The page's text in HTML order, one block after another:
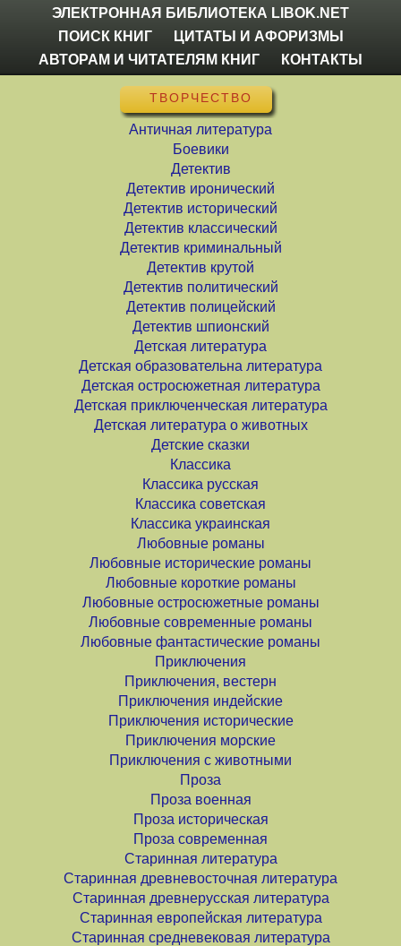
ЭЛЕКТРОННАЯ БИБЛИОТЕКА LIBOK.NET
ПОИСК КНИГ
ЦИТАТЫ И АФОРИЗМЫ
АВТОРАМ И ЧИТАТЕЛЯМ КНИГ
КОНТАКТЫ
ТВОРЧЕСТВО
Античная литература
Боевики
Детектив
Детектив иронический
Детектив исторический
Детектив классический
Детектив криминальный
Детектив крутой
Детектив политический
Детектив полицейский
Детектив шпионский
Детская литература
Детская образовательна литература
Детская остросюжетная литература
Детская приключенческая литература
Детская литература о животных
Детские сказки
Классика
Классика русская
Классика советская
Классика украинская
Любовные романы
Любовные исторические романы
Любовные короткие романы
Любовные остросюжетные романы
Любовные современные романы
Любовные фантастические романы
Приключения
Приключения, вестерн
Приключения индейские
Приключения исторические
Приключения морские
Приключения с животными
Проза
Проза военная
Проза историческая
Проза современная
Старинная литература
Старинная древневосточная литература
Старинная древнерусская литература
Старинная европейская литература
Старинная средневековая литература